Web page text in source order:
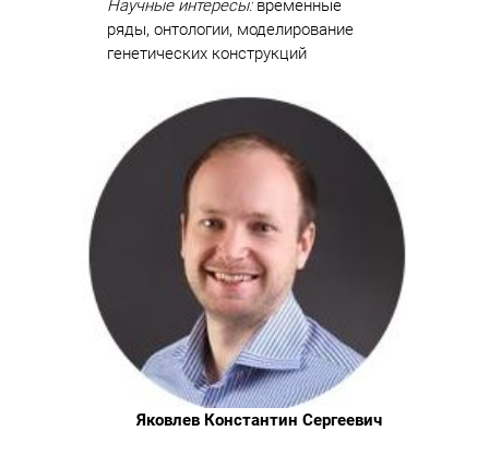
Научные интересы: временные
ряды, онтологии, моделирование
генетических конструкций
Яковлев Константин Сергеевич